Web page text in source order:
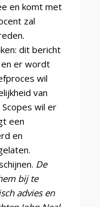
en komt met
zal
dit bericht
er wordt
wil
van
wil er
een
en
De
bij te
advies en